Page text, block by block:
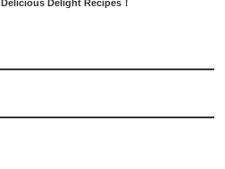
Delicious Delight Recipes！